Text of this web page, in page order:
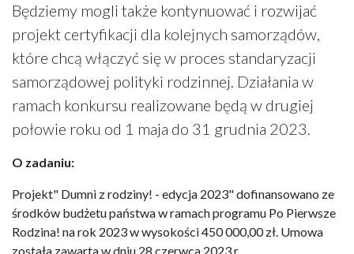
Będziemy mogli także kontynuować i rozwijać
projekt certyfikacji dla kolejnych samorządów,
które chcą włączyć się w proces standaryzacji
samorządowej polityki rodzinnej. Działania w
ramach konkursu realizowane będą w drugiej
połowie roku od 1 maja do 31 grudnia 2023.
O zadaniu:
Projekt" Dumni z rodziny! - edycja 2023" dofinansowano ze
środków budżetu państwa w ramach programu Po Pierwsze
Rodzina! na rok 2023 w wysokości 450 000,00 zł. Umowa
została zawarta w dniu 28 czerwca 2023 r.